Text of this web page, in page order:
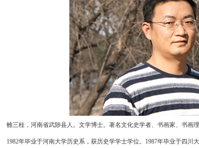
雒三桂，河南省武陟县人。文学博士。著名文化史学者、书画家、书画理
1982年毕业于河南大学历史系，获历史学学士学位。1987年毕业于四川